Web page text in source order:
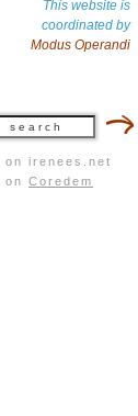
This website is
coordinated by
Modus Operandi
on irenees.net
on Coredem